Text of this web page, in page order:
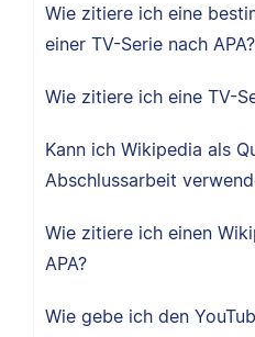
Wie zitiere ich eine
einer TV-Serie nach APA?
Wie zitiere ich eine TV-
Kann ich Wikipedia als
Abschlussarbeit
Wie zitiere ich einen
APA?
Wie gebe ich den